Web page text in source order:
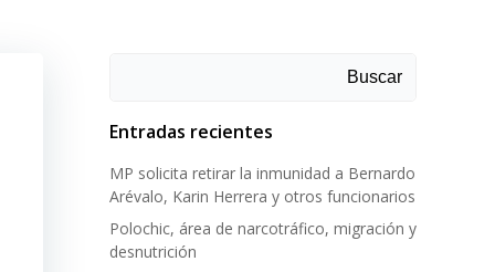
Buscar
Entradas recientes
MP solicita retirar la inmunidad a Bernardo
Arévalo, Karin Herrera y otros funcionarios
Polochic, área de narcotráfico, migración y
desnutrición